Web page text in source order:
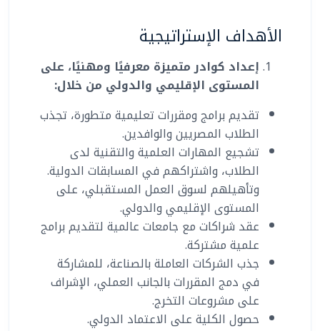
الأهداف الإستراتيجية
إعداد كوادر متميزة معرفيًا ومهنيًا، على
المستوى الإقليمي والدولي من خلال:
تقديم برامج ومقررات تعليمية متطورة، تجذب
الطلاب المصريين والوافدين.
تشجيع المهارات العلمية والتقنية لدى
الطلاب، واشتراكهم في المسابقات الدولية.
وتأهيلهم لسوق العمل المستقبلي، على
المستوى الإقليمي والدولي.
عقد شراكات مع جامعات عالمية لتقديم برامج
علمية مشتركة.
جذب الشركات العاملة بالصناعة، للمشاركة
في دمج المقررات بالجانب العملي، الإشراف
على مشروعات التخرج.
حصول الكلية على الاعتماد الدولي.